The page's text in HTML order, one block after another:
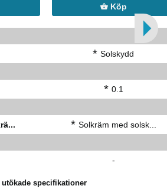
Köp
* Solskydd
* 0.1
* Solkräm med solsk...
-
utökade specifikationer